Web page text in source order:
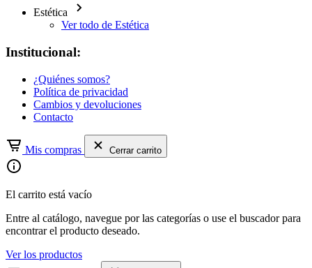
Estética
Ver todo de Estética
Institucional:
¿Quiénes somos?
Política de privacidad
Cambios y devoluciones
Contacto
Mis compras Cerrar carrito
El carrito está vacío
Entre al catálogo, navegue por las categorías o use el buscador para
encontrar el producto deseado.
Ver los productos